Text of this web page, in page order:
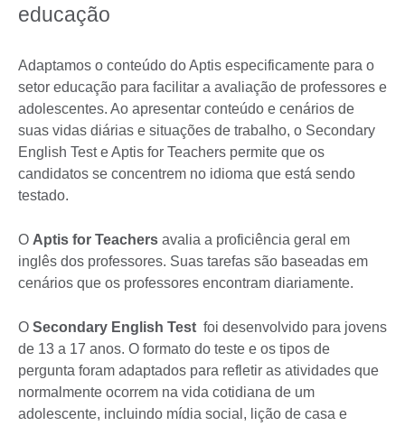
educação
Adaptamos o conteúdo do Aptis especificamente para o
setor educação para facilitar a avaliação de professores e
adolescentes. Ao apresentar conteúdo e cenários de
suas vidas diárias e situações de trabalho, o Secondary
English Test e Aptis for Teachers permite que os
candidatos se concentrem no idioma que está sendo
testado.
O Aptis for Teachers avalia a proficiência geral em
inglês dos professores. Suas tarefas são baseadas em
cenários que os professores encontram diariamente.
O Secondary English Test foi desenvolvido para jovens
de 13 a 17 anos. O formato do teste e os tipos de
pergunta foram adaptados para refletir as atividades que
normalmente ocorrem na vida cotidiana de um
adolescente, incluindo mídia social, lição de casa e